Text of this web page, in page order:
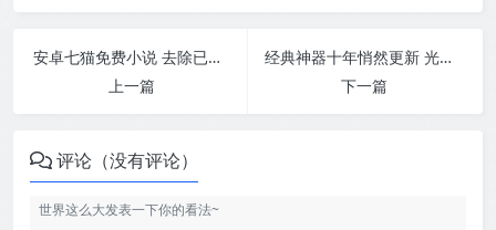
安卓七猫免费小说 去除已知广告
上一篇
经典神器十年悄然更新 光影魔术手V4.5.1
下一篇
评论（没有评论）